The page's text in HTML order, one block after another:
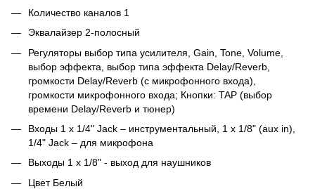
Количество каналов 1
Эквалайзер 2-полосный
Регуляторы выбор типа усилителя, Gain, Tone, Volume,
выбор эффекта, выбор типа эффекта Delay/Reverb,
громкости Delay/Reverb (с микрофонного входа),
громкости микрофонного входа; Кнопки: TAP (выбор
времени Delay/Reverb и тюнер)
Входы 1 x 1/4" Jack – инструментальный, 1 x 1/8" (aux in),
1/4" Jack – для микрофона
Выходы 1 x 1/8" - выход для наушников
Цвет Белый